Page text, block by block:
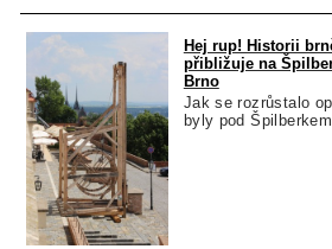
Hej rup! Historii
přibližuje na
Brno
Jak se rozrůstalo
byly pod